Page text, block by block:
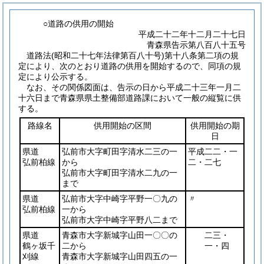
○道路の供用の開始
平成二十二年十二月二十七日
青森県告示第八百八十五号
道路法(昭和二十七年法律第百八十号)第十八条第二項の規
定により、次のとおり道路の供用を開始するので、同項の規
定により公示する。
なお、その関係図面は、告示の日から平成二十三年一月二
十六日まで青森県県土整備部道路課において一般の縦覧に供
する。
路線名
供用開始の区間
供用開始の期
日
県道
弘前柏線
弘前市大字町田字清水二三の一
から
弘前市大字町田字清水二九の一
まで
平成二二・一
二・二七
県道
弘前柏線
弘前市大字中崎字平野一〇九の
一から
弘前市大字中崎字平野八二まで
〃
県道
鶴ヶ坂千
刈線
青森市大字新城字山田一〇〇の
二から
青森市大字新城字山田四五の一
二三・
一・四